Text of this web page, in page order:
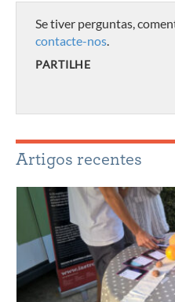
Se tiver perguntas,
contacte-nos.
PARTILHE
Artigos recentes